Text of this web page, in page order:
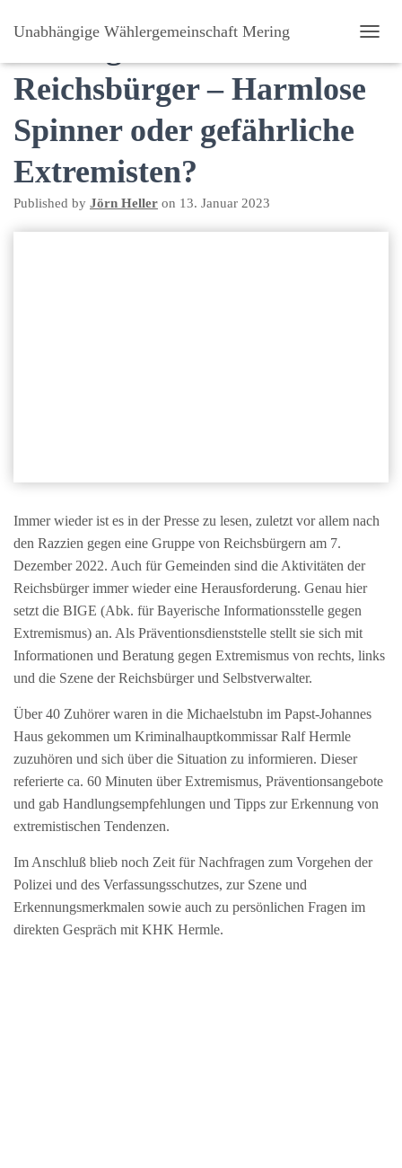
Unabhängige Wählergemeinschaft Mering
A
M
Vortrag am 2.2.2023:
Reichsbürger – Harmlose
Spinner oder gefährliche
Extremisten?
Published by Jörn Heller on 13. Januar 2023
Immer wieder ist es in der Presse zu lesen, zuletzt vor allem nach
den Razzien gegen eine Gruppe von Reichsbürgern am 7.
Dezember 2022. Auch für Gemeinden sind die Aktivitäten der
Reichsbürger immer wieder eine Herausforderung. Genau hier
setzt die BIGE (Abk. für Bayerische Informationsstelle gegen
Extremismus) an. Als Präventionsdienststelle stellt sie sich mit
Informationen und Beratung gegen Extremismus von rechts, links
und die Szene der Reichsbürger und Selbstverwalter.
Über 40 Zuhörer waren in die Michaelstubn im Papst-Johannes
Haus gekommen um Kriminalhauptkommissar Ralf Hermle
zuzuhören und sich über die Situation zu informieren. Dieser
referierte ca. 60 Minuten über Extremismus, Präventionsangebote
und gab Handlungsempfehlungen und Tipps zur Erkennung von
extremistischen Tendenzen.
Im Anschluß blieb noch Zeit für Nachfragen zum Vorgehen der
Polizei und des Verfassungsschutzes, zur Szene und
Erkennungsmerkmalen sowie auch zu persönlichen Fragen im
direkten Gespräch mit KHK Hermle.